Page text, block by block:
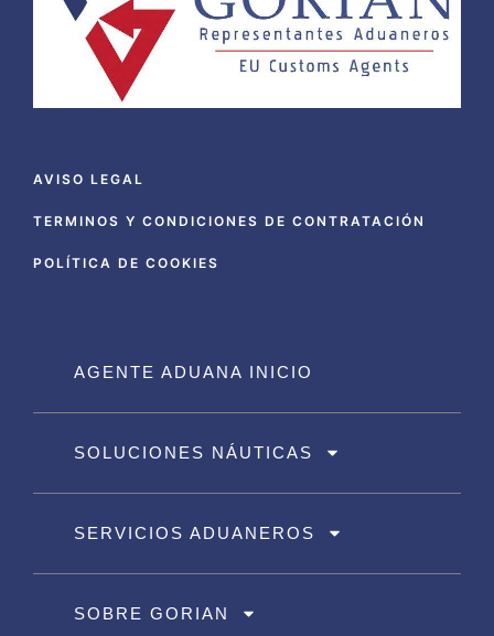
AVISO LEGAL
TERMINOS Y CONDICIONES DE CONTRATACIÓN
POLÍTICA DE COOKIES
AGENTE ADUANA INICIO
SOLUCIONES NÁUTICAS
SERVICIOS ADUANEROS
SOBRE GORIAN